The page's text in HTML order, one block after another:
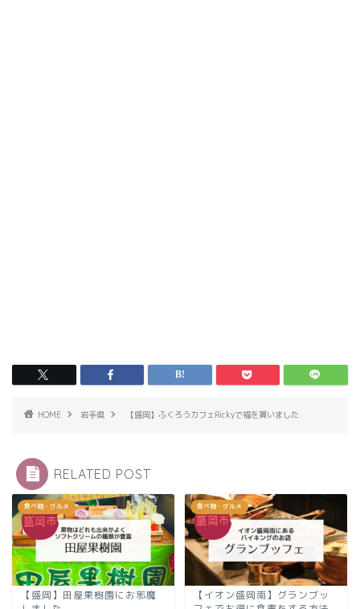
HOME 岩手県 【盛岡】ふくろうカフェRickyで福を貰いました
RELATED POST
食べ物・グルメ
【盛岡】田屋果樹園にお邪魔
食べ物・グルメ
【イオン盛岡南】グランブッ